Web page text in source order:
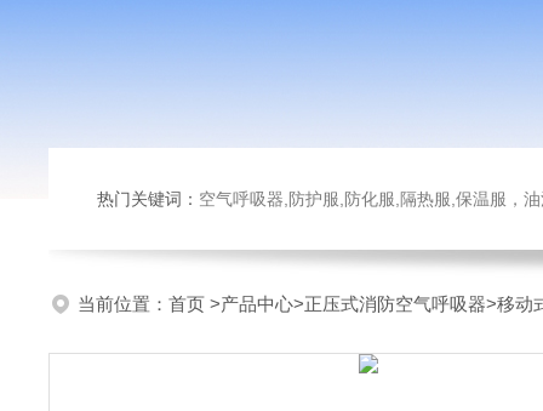
热门关键词： 空气呼吸器,防护服,防化服,隔热服,保温服，
当前位置： 首页 >产品中心>正压式消防空气呼吸器>移动